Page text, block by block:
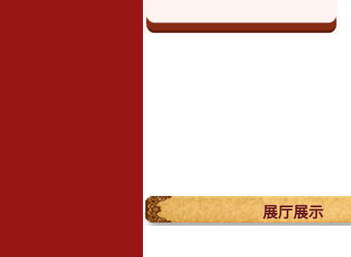
. 展厅展示